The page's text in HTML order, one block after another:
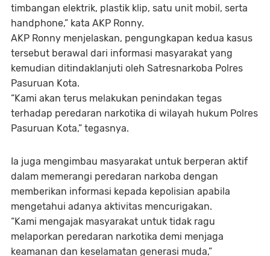
timbangan elektrik, plastik klip, satu unit mobil, serta
handphone,” kata AKP Ronny.
AKP Ronny menjelaskan, pengungkapan kedua kasus
tersebut berawal dari informasi masyarakat yang
kemudian ditindaklanjuti oleh Satresnarkoba Polres
Pasuruan Kota.
“Kami akan terus melakukan penindakan tegas
terhadap peredaran narkotika di wilayah hukum Polres
Pasuruan Kota,” tegasnya.
Ia juga mengimbau masyarakat untuk berperan aktif
dalam memerangi peredaran narkoba dengan
memberikan informasi kepada kepolisian apabila
mengetahui adanya aktivitas mencurigakan.
“Kami mengajak masyarakat untuk tidak ragu
melaporkan peredaran narkotika demi menjaga
keamanan dan keselamatan generasi muda,”